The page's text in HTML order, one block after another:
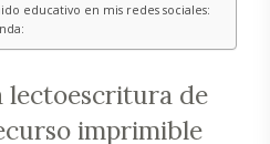
educativo en mis redes sociales:
lectoescritura de
imprimible